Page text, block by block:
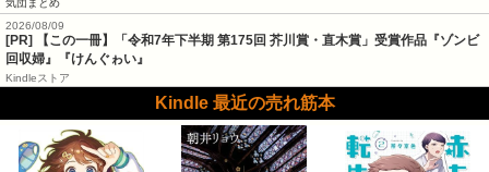
気団まとめ
2026/08/09
[PR] 【この一冊】「令和7年下半期 第175回 芥川賞・直木賞」受賞作品『ゾンビ
回収婦』『けんぐゎい』
Kindleストア
Kindle 最近の売れ筋本